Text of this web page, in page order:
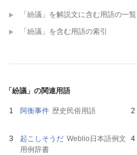
「紛議」を解説文に含む用語の一覧
「紛議」を含む用語の索引
「紛議」の関連用語
阿衡事件 歴史民俗用語
起こしそうだ Weblio日本語例文
用例辞書